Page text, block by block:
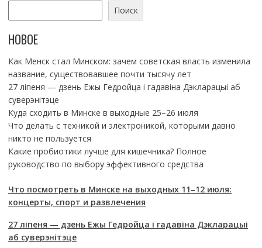
Поиск
НОВОЕ
Как Менск стал Минском: зачем советская власть изменила
название, существовавшее почти тысячу лет
27 ліпеня — дзень Ежы Гедройца і гадавіна Дэкларацыі аб
суверэнітэце
Куда сходить в Минске в выходные 25–26 июля
Что делать с техникой и электроникой, которыми давно
никто не пользуется
Какие пробиотики лучше для кишечника? Полное
руководство по выбору эффективного средства
Что посмотреть в Минске на выходных 11–12 июля:
концерты, спорт и развлечения
27 ліпеня — дзень Ежы Гедройца і гадавіна Дэкларацыі
аб суверэнітэце